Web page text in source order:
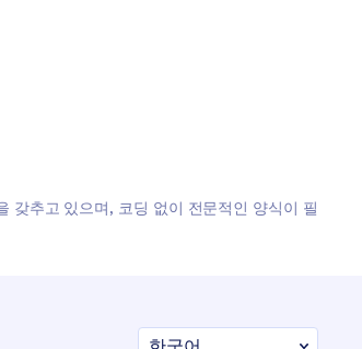
갖추고 있으며, 코딩 없이 전문적인 양식이 필